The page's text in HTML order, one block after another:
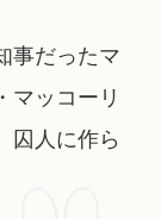
事だったマ
マッコーリ
囚人に作ら